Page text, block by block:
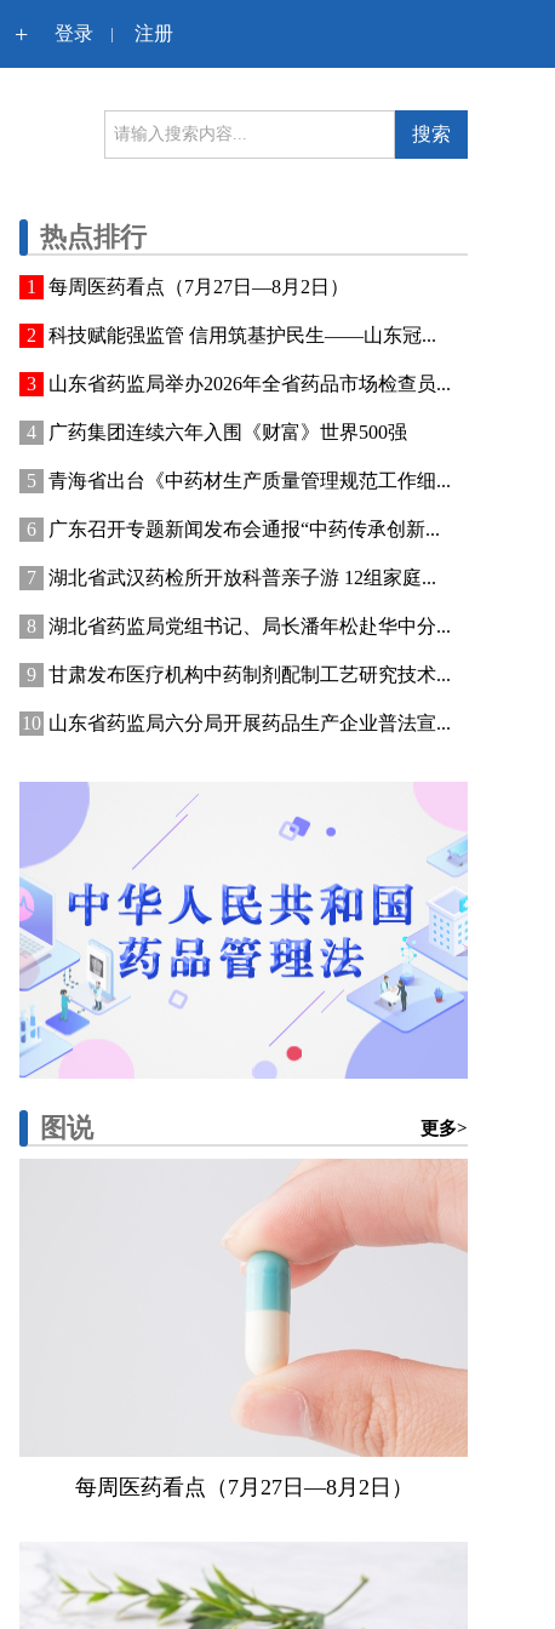
+ 登录 | 注册
搜索
热点排行
每周医药看点（7月27日—8月2日）
科技赋能强监管 信用筑基护民生——山东冠...
山东省药监局举办2026年全省药品市场检查员...
广药集团连续六年入围《财富》世界500强
青海省出台《中药材生产质量管理规范工作细...
广东召开专题新闻发布会通报“中药传承创新...
湖北省武汉药检所开放科普亲子游 12组家庭...
湖北省药监局党组书记、局长潘年松赴华中分...
甘肃发布医疗机构中药制剂配制工艺研究技术...
山东省药监局六分局开展药品生产企业普法宣...
图说 更多>
每周医药看点（7月27日—8月2日）